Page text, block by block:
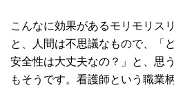
こんなに効果があるモリモリス
と、人間は不思議なもので、「
安全性は大丈夫なの？」と、思
もそうです。看護師という職業